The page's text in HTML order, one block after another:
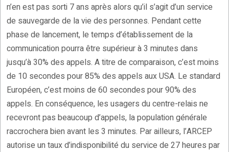
n’en est pas sorti 7 ans après alors qu’il s’agit d’un service
de sauvegarde de la vie des personnes. Pendant cette
phase de lancement, le temps d’établissement de la
communication pourra être supérieur à 3 minutes dans
jusqu’à 30% des appels. A titre de comparaison, c’est moins
de 10 secondes pour 85% des appels aux USA. Le standard
Européen, c’est moins de 60 secondes pour 90% des
appels. En conséquence, les usagers du centre-relais ne
recevront pas beaucoup d’appels, la population générale
raccrochera bien avant les 3 minutes. Par ailleurs, l’ARCEP
autorise un taux d’indisponibilité du service de 27 heures par